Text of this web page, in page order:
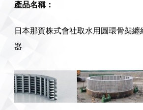
產品名稱：
日本那賀株式會社取水用圓環骨架纏
器